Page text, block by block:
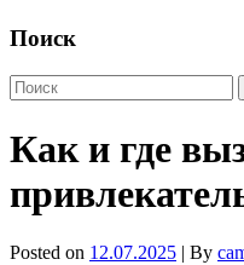
Поиск
Как и где
Posted on 12.07.2025 | By